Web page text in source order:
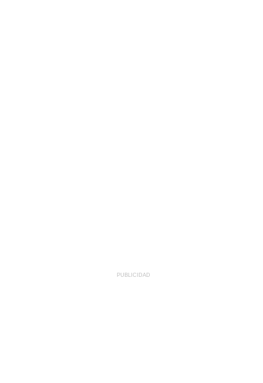
PUBLICIDAD